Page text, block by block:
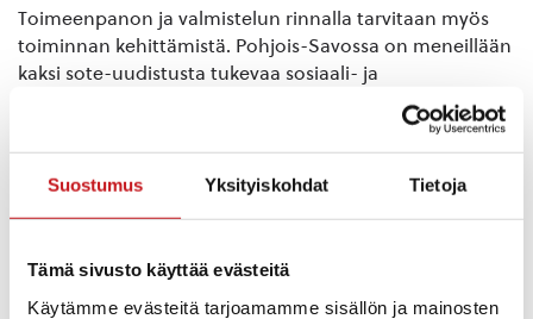
Suostumus Yksityiskohdat Tietoja
Tämä sivusto käyttää evästeitä
Käytämme evästeitä tarjoamamme sisällön ja mainosten
Toimeenpanon ja valmistelun rinnalla tarvitaan myös
toiminnan kehittämistä. Pohjois-Savossa on meneillään
kaksi sote-uudistusta tukevaa sosiaali- ja
terveydenhuollon laajaa kehittämishanketta: sote-
rakenneuudistus ja tulevaisuuden sote-keskus -
ohjelma.
tavoitteena on ollut valmistella väliaikaishallinnon